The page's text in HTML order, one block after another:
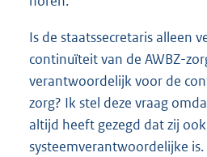
Is de staatssecretaris alleen
continuïteit van de AWBZ-
verantwoordelijk voor de
zorg? Ik stel deze vraag
altijd heeft gezegd dat zij
systeemverantwoordelijke